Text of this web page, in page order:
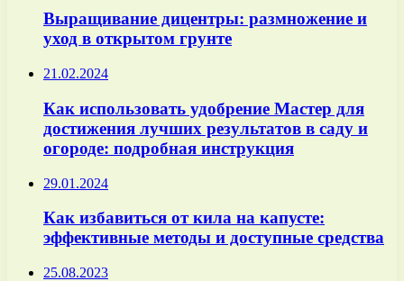
Выращивание дицентры: размножение и
уход в открытом грунте
21.02.2024
Как использовать удобрение Мастер для
достижения лучших результатов в саду и
огороде: подробная инструкция
29.01.2024
Как избавиться от кила на капусте:
эффективные методы и доступные средства
25.08.2023